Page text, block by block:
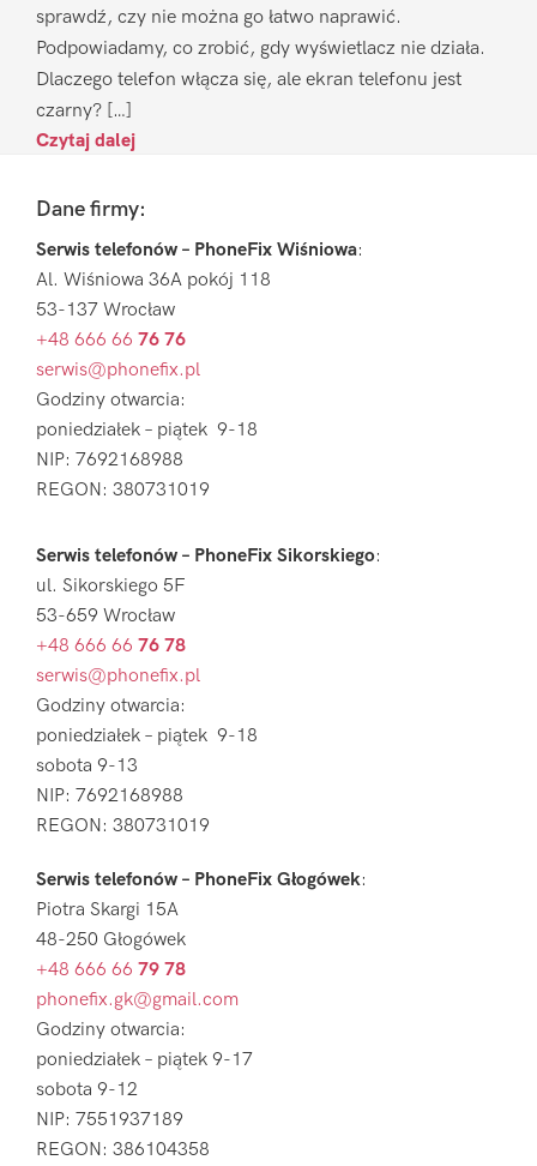
sprawdź, czy nie można go łatwo naprawić.
Podpowiadamy, co zrobić, gdy wyświetlacz nie działa.
Dlaczego telefon włącza się, ale ekran telefonu jest
czarny? […]
Czytaj dalej
FooterDane firmy:
Serwis telefonów – PhoneFix Wiśniowa:
Al. Wiśniowa 36A pokój 118
53-137 Wrocław
+48 666 66 76 76
serwis@phonefix.pl
Godziny otwarcia:
poniedziałek – piątek 9-18
NIP: 7692168988
REGON: 380731019
Serwis telefonów – PhoneFix Sikorskiego:
ul. Sikorskiego 5F
53-659 Wrocław
+48 666 66 76 78
serwis@phonefix.pl
Godziny otwarcia:
poniedziałek – piątek 9-18
sobota 9-13
NIP: 7692168988
REGON: 380731019
Serwis telefonów – PhoneFix Głogówek:
Piotra Skargi 15A
48-250 Głogówek
+48 666 66 79 78
phonefix.gk@gmail.com
Godziny otwarcia:
poniedziałek – piątek 9-17
sobota 9-12
NIP: 7551937189
REGON: 386104358